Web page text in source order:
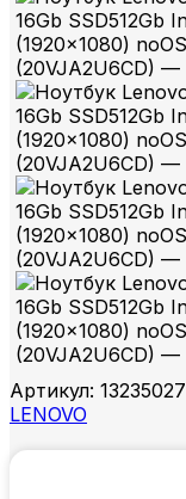
Артикул: 13235027
LENOVO